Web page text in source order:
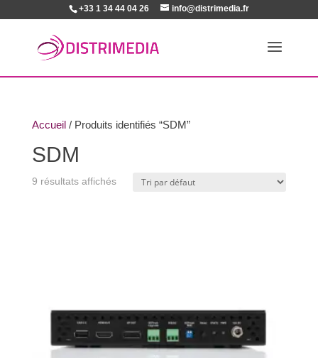
+33 1 34 44 04 26 info@distrimedia.fr
Accueil/ Produits identifiés “SDM”
SDM
9 résultats affichés